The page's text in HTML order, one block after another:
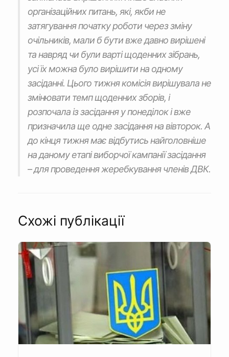
організаційних питань, які, якби не
затягування початку роботи через зміну
очільників, мали б бути вже давно вирішені
та навряд чи були варті щоденних зібрань,
усі їх можна було вирішити на одному
засіданні. Цього тижня комісія вирішувала не
змінювати темп щоденних зборів, і
розпочала із засідання у понеділок і вже
призначила ще одне засідання на вівторок. А
до кінця тижня має відбутись найголовніше
на даному етапі виборчої кампанії засідання
– для проведення жеребкування членів ДВК.
Схожі публікації